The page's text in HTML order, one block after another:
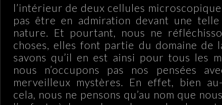
l’intérieur de deux cellules
pas être en admiration devant une
nature. Et pourtant, nous ne
choses, elles font partie du domaine de
savons qu’il en est ainsi pour tous les
nous n’occupons pas nos pensées
merveilleux mystères. En effet, bien
cela, nous ne pensons qu’au nom que